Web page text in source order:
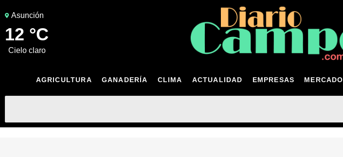
Asunción
12 °C
cielo claro
AGRICULTURA GANADERÍA CLIMA ACTUALIDAD EMPRESAS MERCADO